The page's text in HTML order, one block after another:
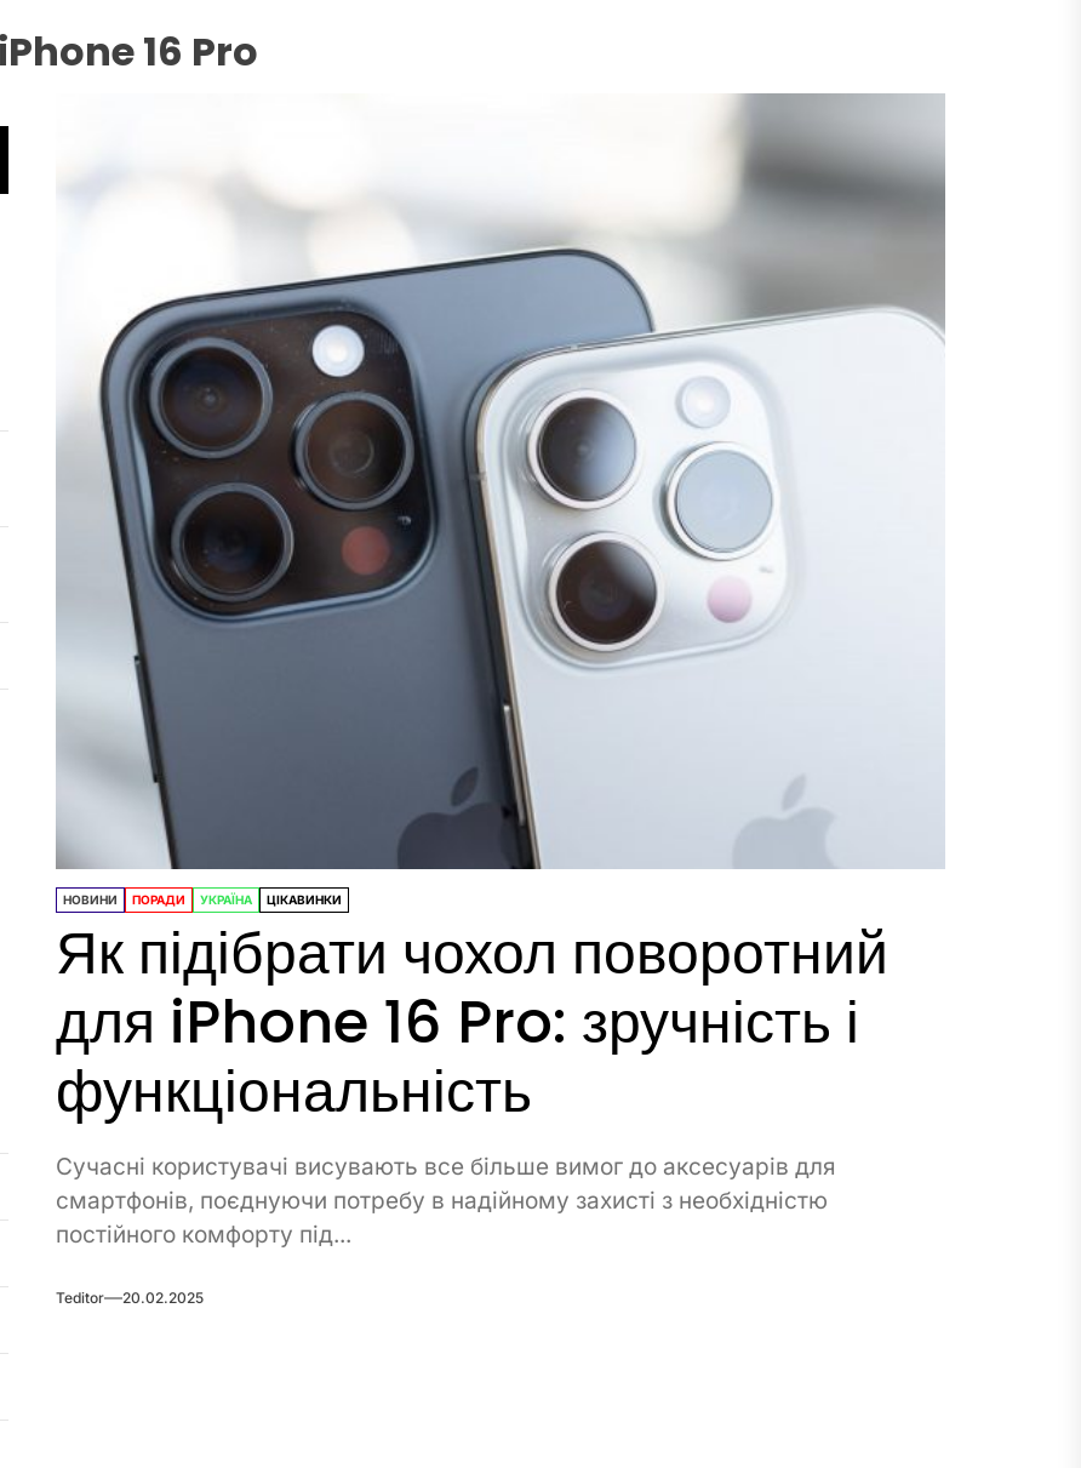
16 Pro
НОВИНИ ПОРАДИ УКРАЇНА ЦІКАВИНКИ
Як підібрати чохол поворотний
для iPhone 16 Pro: зручність і
функціональність
Сучасні користувачі висувають все більше вимог до аксесуарів для
смартфонів, поєднуючи потребу в надійному захисті з необхідністю
постійного комфорту під...
Teditor 20.02.2025